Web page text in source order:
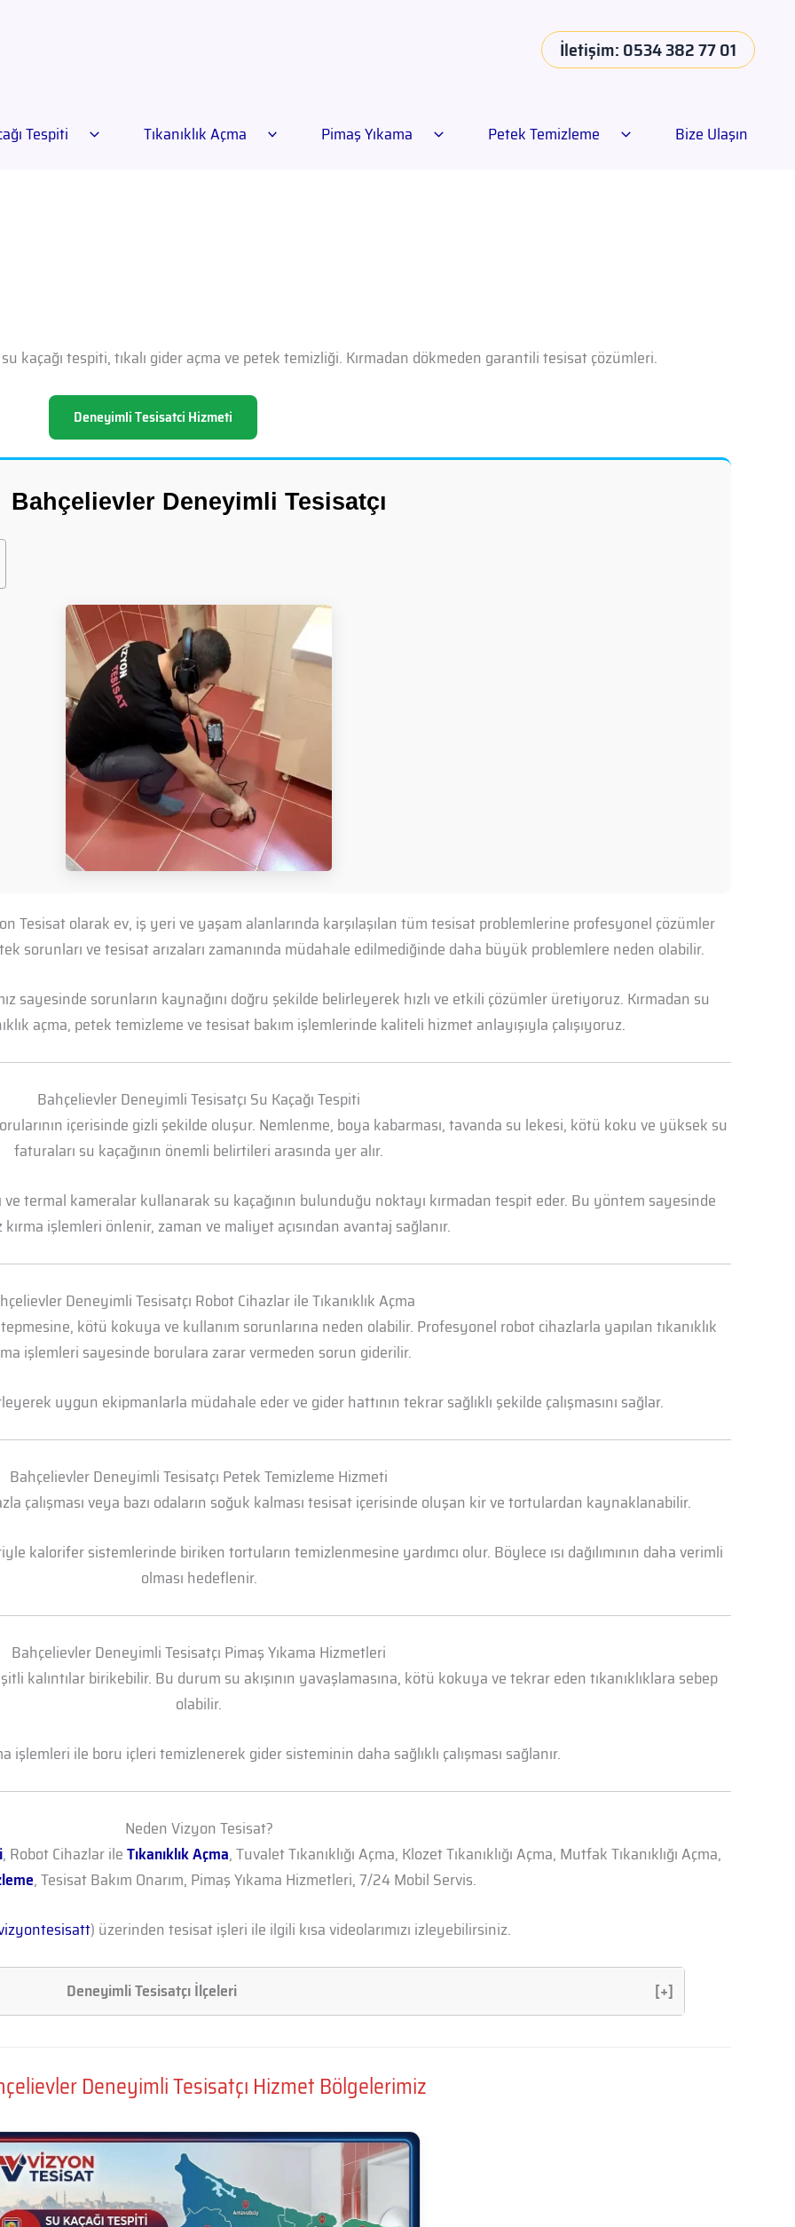
İletişim: 0534 382 77 01
Tespiti Tıkanıklık Açma Pimaş Yıkama Petek Temizleme Bize Ulaşın
kaçağı tespiti, tıkalı gider açma ve petek temizliği. Kırmadan dökmeden garantili tesisat çözümleri.
Deneyimli Tesisatci Hizmeti
Bahçelievler Deneyimli Tesisatçı
Tesisat olarak ev, iş yeri ve yaşam alanlarında karşılaşılan tüm tesisat problemlerine profesyonel çözümler
sorunları ve tesisat arızaları zamanında müdahale edilmediğinde daha büyük problemlere neden olabilir.
sayesinde sorunların kaynağını doğru şekilde belirleyerek hızlı ve etkili çözümler üretiyoruz. Kırmadan su
açma, petek temizleme ve tesisat bakım işlemlerinde kaliteli hizmet anlayışıyla çalışıyoruz.
Bahçelievler Deneyimli Tesisatçı Su Kaçağı Tespiti
içerisinde gizli şekilde oluşur. Nemlenme, boya kabarması, tavanda su lekesi, kötü koku ve yüksek su
faturaları su kaçağının önemli belirtileri arasında yer alır.
termal kameralar kullanarak su kaçağının bulunduğu noktayı kırmadan tespit eder. Bu yöntem sayesinde
işlemleri önlenir, zaman ve maliyet açısından avantaj sağlanır.
Deneyimli Tesisatçı Robot Cihazlar ile Tıkanıklık Açma
kötü kokuya ve kullanım sorunlarına neden olabilir. Profesyonel robot cihazlarla yapılan tıkanıklık
işlemleri sayesinde borulara zarar vermeden sorun giderilir.
uygun ekipmanlarla müdahale eder ve gider hattının tekrar sağlıklı şekilde çalışmasını sağlar.
Bahçelievler Deneyimli Tesisatçı Petek Temizleme Hizmeti
çalışması veya bazı odaların soğuk kalması tesisat içerisinde oluşan kir ve tortulardan kaynaklanabilir.
kalorifer sistemlerinde biriken tortuların temizlenmesine yardımcı olur. Böylece ısı dağılımının daha verimli
olması hedeflenir.
Bahçelievler Deneyimli Tesisatçı Pimaş Yıkama Hizmetleri
kalıntılar birikebilir. Bu durum su akışının yavaşlamasına, kötü kokuya ve tekrar eden tıkanıklıklara sebep
olabilir.
işlemleri ile boru içleri temizlenerek gider sisteminin daha sağlıklı çalışması sağlanır.
Neden Vizyon Tesisat?
, Robot Cihazlar ileTıkanıklık Açma, Tuvalet Tıkanıklığı Açma, Klozet Tıkanıklığı Açma, Mutfak Tıkanıklığı Açma,
, Tesisat Bakım Onarım, Pimaş Yıkama Hizmetleri, 7/24 Mobil Servis.
) üzerinden tesisat işleri ile ilgili kısa videolarımızı izleyebilirsiniz.
Deneyimli Tesisatçı İlçeleri [+]
Deneyimli Tesisatçı Hizmet Bölgelerimiz